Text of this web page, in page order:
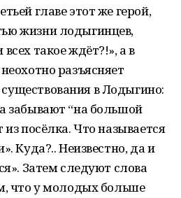
главе этот же герой,
жизни лодыгинцев,
такое ждёт?!», а в
разъясняет
в Лодыгино:
забывают “на большой
из посёлка. Что называется
Куда?.. Неизвестно, да и
Затем следуют слова
что у молодых больше